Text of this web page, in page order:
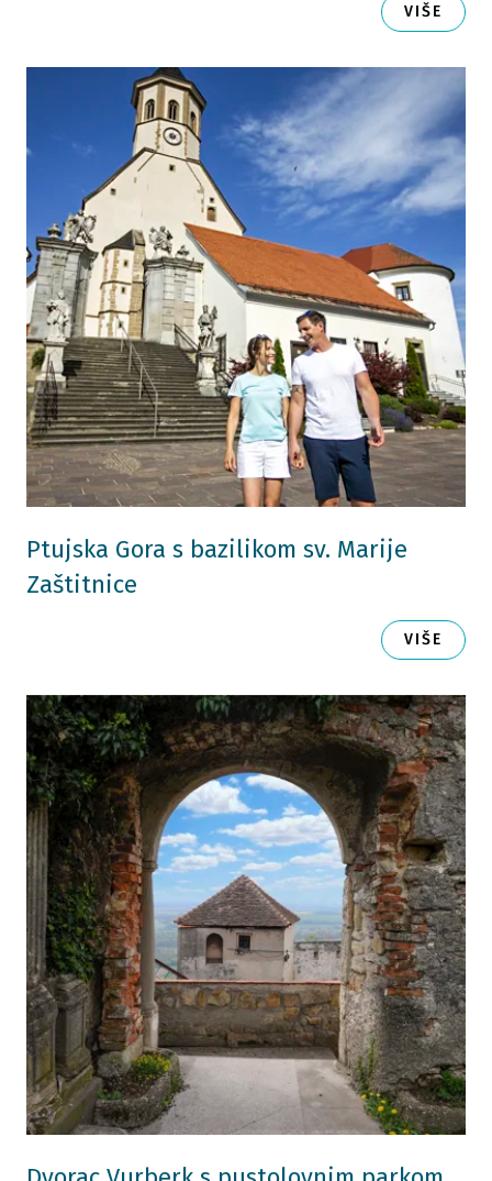
VIŠE
Ptujska Gora s bazilikom sv. Marije
Zaštitnice
VIŠE